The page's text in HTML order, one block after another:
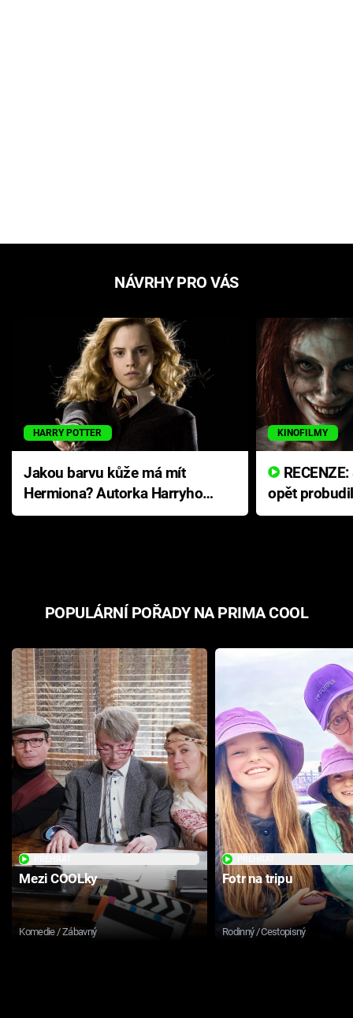
NÁVRHY PRO VÁS
HARRY POTTER
Jakou barvu kůže má mít
Hermiona? Autorka Harryho
Pottera přišla s ráznou
KINOFILMY
opět
přichází s
POPULÁRNÍ POŘADY NA PRIMA COOL
Mezi COOLky
Komedie / Zábavný
Fotr na tripu
Rodinný / Cestopisný